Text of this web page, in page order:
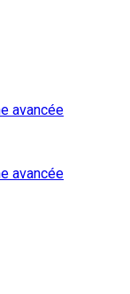
avancée
avancée